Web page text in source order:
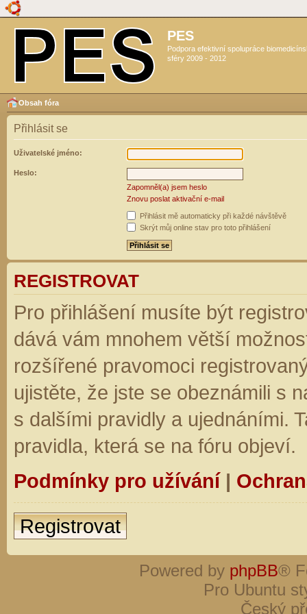
PES
Podpora efektivní spolupráce
sféry 2009 - 2012
Obsah fóra
Přihlásit se
Uživatelské jméno:
Heslo:
Zapomněl(a) jsem heslo
Znovu poslat aktivační e-mail
Přihlásit mě automaticky při každé návštěvě
Skrýt můj online stav pro toto přihlášení
REGISTROVAT
Pro přihlášení musíte být
dává vám mnohem větší
rozšířené pravomoci
ujistěte, že jste se obeznámili s
s dalšími pravidly a ujednáními.
pravidla, která se na fóru objeví.
Podmínky pro užívání|
Registrovat
Powered by phpBB®
Pro Ubuntu
Český